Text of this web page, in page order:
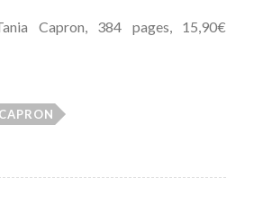
Capron, 384 pages, 15,90€